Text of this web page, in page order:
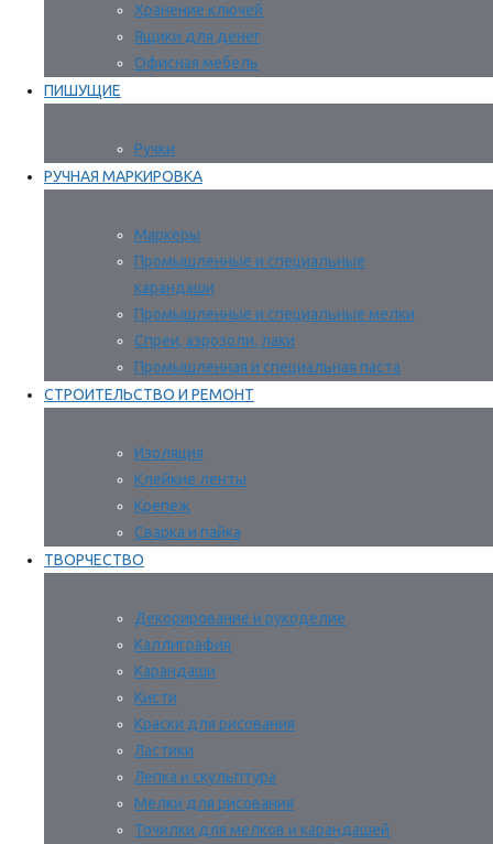
Хранение ключей
Ящики для денег
Офисная мебель
ПИШУЩИЕ
Ручки
РУЧНАЯ МАРКИРОВКА
Маркеры
Промышленные и специальные
карандаши
Промышленные и специальные мелки
Спреи, аэрозоли, лаки
Промышленная и специальная паста
СТРОИТЕЛЬСТВО И РЕМОНТ
Изоляция
Клейкие ленты
Крепеж
Сварка и пайка
ТВОРЧЕСТВО
Декорирование и рукоделие
Каллиграфия
Карандаши
Кисти
Краски для рисования
Ластики
Лепка и скульптура
Мелки для рисования
Точилки для мелков и карандашей